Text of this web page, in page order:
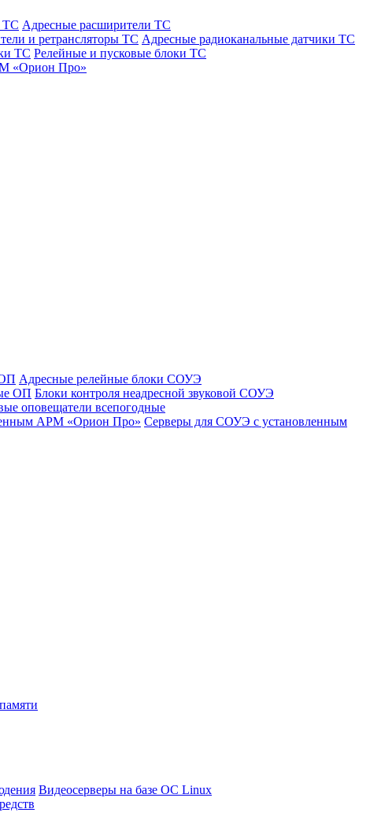
ТС Адресные расширители ТС
и ретрансляторы ТС Адресные радиоканальные датчики ТС
ТС Релейные и пусковые блоки ТС
«Орион Про»
Адресные релейные блоки СОУЭ
ОП Блоки контроля неадресной звуковой СОУЭ
оповещатели всепогодные
АРМ «Орион Про» Серверы для СОУЭ с установленным
Видеосерверы на базе ОС Linux